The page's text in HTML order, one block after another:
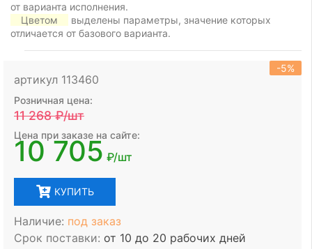
от варианта исполнения.
Цветом
выделены параметры, значение которых
отличается от базового варианта.
артикул 113460
-5%
Розничная цена:
11 268₽/шт
Цена при заказе на сайте:
10 705 ₽/шт
КУПИТЬ
Наличие: под заказ
Срок поставки: от 10 до 20 рабочих дней